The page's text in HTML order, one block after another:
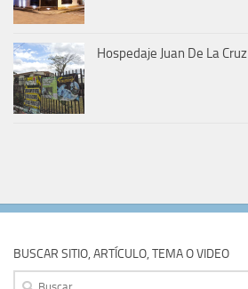
Hospedaje Juan De La Cruz
BUSCAR SITIO, ARTÍCULO, TEMA O VIDEO
Buscar: